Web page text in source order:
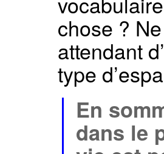
chose ?
attendant
type
En
dans le